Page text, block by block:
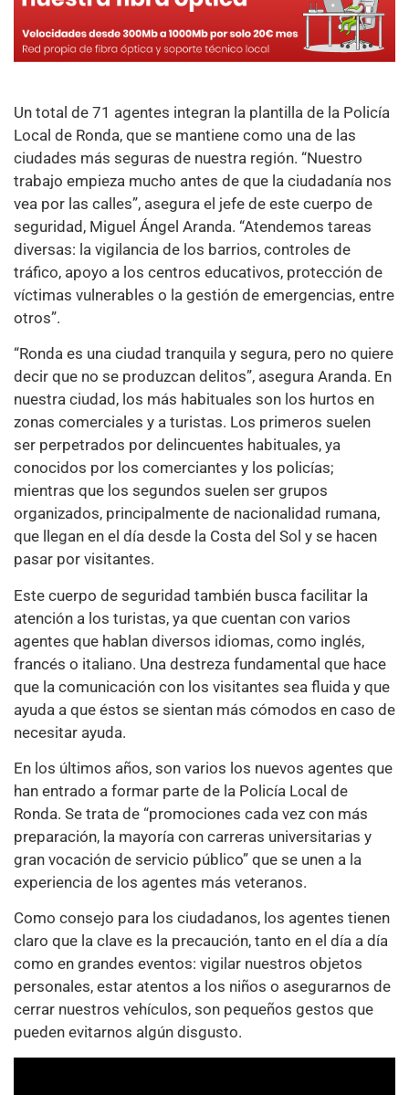
Un total de 71 agentes integran la plantilla de la Policía
Local de Ronda, que se mantiene como una de las
ciudades más seguras de nuestra región. “Nuestro
trabajo empieza mucho antes de que la ciudadanía nos
vea por las calles”, asegura el jefe de este cuerpo de
seguridad, Miguel Ángel Aranda. “Atendemos tareas
diversas: la vigilancia de los barrios, controles de
tráfico, apoyo a los centros educativos, protección de
víctimas vulnerables o la gestión de emergencias, entre
otros”.
“Ronda es una ciudad tranquila y segura, pero no quiere
decir que no se produzcan delitos”, asegura Aranda. En
nuestra ciudad, los más habituales son los hurtos en
zonas comerciales y a turistas. Los primeros suelen
ser perpetrados por delincuentes habituales, ya
conocidos por los comerciantes y los policías;
mientras que los segundos suelen ser grupos
organizados, principalmente de nacionalidad rumana,
que llegan en el día desde la Costa del Sol y se hacen
pasar por visitantes.
Este cuerpo de seguridad también busca facilitar la
atención a los turistas, ya que cuentan con varios
agentes que hablan diversos idiomas, como inglés,
francés o italiano. Una destreza fundamental que hace
que la comunicación con los visitantes sea fluida y que
ayuda a que éstos se sientan más cómodos en caso de
necesitar ayuda.
En los últimos años, son varios los nuevos agentes que
han entrado a formar parte de la Policía Local de
Ronda. Se trata de “promociones cada vez con más
preparación, la mayoría con carreras universitarias y
gran vocación de servicio público” que se unen a la
experiencia de los agentes más veteranos.
Como consejo para los ciudadanos, los agentes tienen
claro que la clave es la precaución, tanto en el día a día
como en grandes eventos: vigilar nuestros objetos
personales, estar atentos a los niños o asegurarnos de
cerrar nuestros vehículos, son pequeños gestos que
pueden evitarnos algún disgusto.